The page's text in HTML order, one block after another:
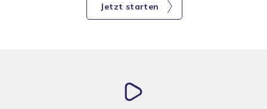
Jetzt starten